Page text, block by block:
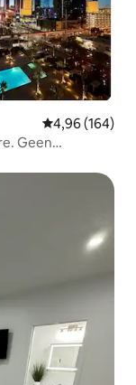
Gemiddelde
4,96 (164)
Geen